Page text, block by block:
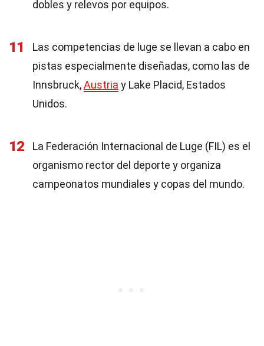
dobles y relevos por equipos.
11
Las competencias de luge se llevan a cabo en
pistas especialmente diseñadas, como las de
Innsbruck,Austria y Lake Placid, Estados
Unidos.
12
La Federación Internacional de Luge (FIL) es el
organismo rector del deporte y organiza
campeonatos mundiales y copas del mundo.